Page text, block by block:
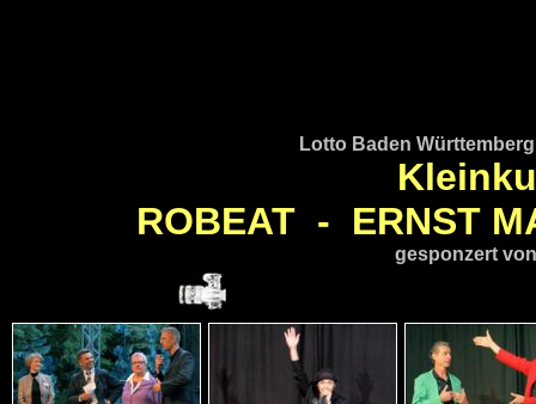
Lotto Baden
ROBEAT - ERNST
gesponzert